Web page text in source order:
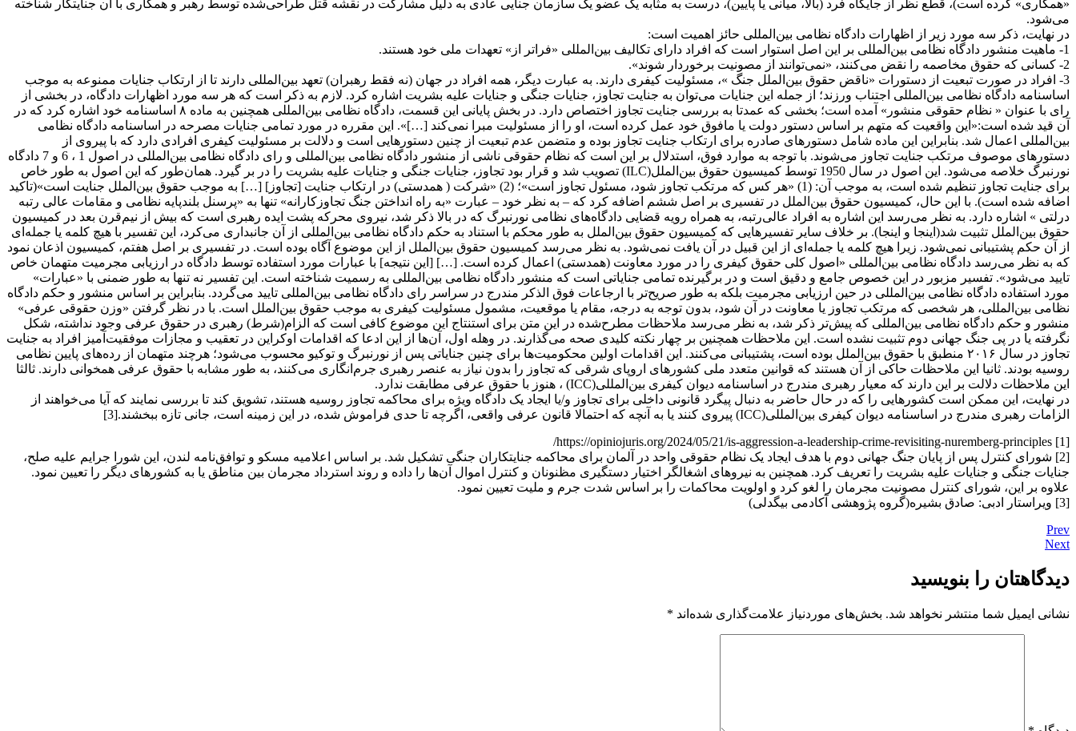
«همکاری» کرده است)، قطع نظر از جایگاه فرد (بالا، میانی یا پایین)، درست به مثابه یک عضو یک سازمان جنایی عادی به دلیل مشارکت در نقشه قتل طراحی‌شده توسط رهبر و همکاری با آن جنایتکار شناخته
می‌شود.
در نهایت، ذکر سه مورد زیر از اظهارات دادگاه نظامی بین‌المللی حائز اهمیت است:
1- ماهیت منشور دادگاه نظامی بین‌المللی بر این اصل استوار است که افراد دارای تکالیف بین‌المللی «فراتر از» تعهدات ملی خود هستند.
2- کسانی که حقوق مخاصمه را نقض می‌کنند، «نمی‌توانند از مصونیت برخوردار شوند».
3- افراد در صورت تبعیت از دستورات «ناقض حقوق بین‌الملل جنگ »، مسئولیت کیفری دارند. به عبارت دیگر، همه‌ افراد در جهان (نه فقط رهبران) تعهد بین‌المللی دارند تا از ارتکاب جنایات ممنوعه به موجب
اساسنامه‌ دادگاه نظامی بین‌المللی اجتناب ورزند؛ از جمله‌ این جنایات می‌توان به جنایت تجاوز، جنایات جنگی و جنایات علیه بشریت اشاره کرد. لازم به ذکر است که هر سه مورد اظهارات دادگاه، در بخشی از
رای با عنوان « نظام حقوقی منشور» آمده است؛ بخشی که عمدتا به بررسی جنایت تجاوز اختصاص دارد. در بخش پایانی این قسمت، دادگاه نظامی بین‌المللی همچنین به ماده ۸ اساسنامه‌ خود اشاره کرد که در
آن قید شده است:«این واقعیت که متهم بر اساس دستور دولت یا مافوق خود عمل کرده است، او را از مسئولیت مبرا نمی‌کند […]». این مقرره در مورد تمامی جنایات مصرحه در اساسنامه‌ دادگاه نظامی
بین‌المللی اعمال شد. بنابراین این ماده شامل دستورهای صادره برای ارتکاب جنایت تجاوز بوده و متضمن عدم تبعیت از چنین دستورهایی است و دلالت بر مسئولیت کیفری افرادی دارد که با پیروی از
دستورهای موصوف مرتکب جنایت تجاوز می‌شوند. با توجه به موارد فوق، استدلال بر این است که نظام حقوقی ناشی از منشور دادگاه نظامی بین‌المللی و رای دادگاه نظامی بین‌المللی در اصول 1 ، 6 و 7 دادگاه
نورنبرگ خلاصه می‌شود. این اصول در سال 1950 توسط کمیسیون حقوق بین‌الملل(ILC) تصویب شد و قرار بود تجاوز، جنایات جنگی و جنایات علیه بشریت را در بر گیرد. همان‌طور که این اصول به طور خاص
برای جنایت تجاوز تنظیم شده است، به موجب آن: (1) «هر کس که مرتکب تجاوز شود، مسئول تجاوز است»؛ (2) «شرکت ( همدستی) در ارتکاب جنایت [تجاوز] […] به موجب حقوق بین‌الملل جنایت است»(تاکید
اضافه شده است). با این حال، کمیسیون حقوق بین‌الملل در تفسیری بر اصل ششم اضافه کرد که – به نظر خود – عبارت «به راه انداختن جنگ تجاوزکارانه» تنها به «پرسنل بلندپایه نظامی و مقامات عالی رتبه
درلتی » اشاره دارد. به نظر می‌رسد این اشاره به افراد عالی‌رتبه، به همراه رویه قضایی دادگاه‌های نظامی نورنبرگ که در بالا ذکر شد، نیروی محرکه پشت ایده‌ رهبری است که بیش از نیم‌قرن بعد در کمیسیون
حقوق بین‌الملل تثبیت شد(اینجا و اینجا). بر خلاف سایر تفسیرهایی که کمیسیون حقوق بین‌الملل به طور محکم با استناد به حکم دادگاه نظامی بین‌المللی از آن جانبداری می‌کرد، این تفسیر با هیچ کلمه یا جمله‌ای
از آن حکم پشتیبانی نمی‌شود. زیرا هیچ کلمه یا جمله‌ای از این قبیل در آن یافت نمی‌شود. به نظر می‌رسد کمیسیون حقوق بین‌الملل از این موضوع آگاه بوده است. در تفسیری بر اصل هفتم، کمیسیون اذعان نمود
که به نظر می‌رسد دادگاه نظامی بین‌المللی «اصول کلی حقوق کیفری را در مورد معاونت (همدستی) اعمال کرده است. […] [این نتیجه] با عبارات مورد استفاده توسط دادگاه در ارزیابی مجرمیت متهمان خاص
تایید می‌شود». تفسیر مزبور در این خصوص جامع و دقیق است و در برگیرنده تمامی جنایاتی است که منشور دادگاه نظامی بین‌المللی به رسمیت شناخته است. این تفسیر نه تنها به طور ضمنی با «عبارات»
مورد استفاده دادگاه نظامی بین‌المللی در حین ارزیابی مجرمیت بلکه به طور صریح‌تر با ارجاعات فوق الذکر مندرج در سراسر رای دادگاه نظامی بین‌المللی تایید می‌گردد. بنابراین بر اساس منشور و حکم دادگاه
نظامی بین‌المللی، هر شخصی که مرتکب تجاوز یا معاونت در آن شود، بدون توجه به درجه، مقام یا موقعیت، مشمول مسئولیت کیفری به موجب حقوق بین‌الملل است. با در نظر گرفتن «وزن حقوقی عرفی»
منشور و حکم دادگاه نظامی بین‌المللی که پیش‌تر ذکر شد، به نظر می‌رسد ملاحظات مطرح‌شده در این متن برای استنتاج این موضوع کافی است که الزام(شرط) رهبری در حقوق عرفی وجود نداشته، شکل
نگرفته یا در پی جنگ جهانی دوم تثبیت نشده است. این ملاحظات همچنین بر چهار نکته کلیدی صحه می‌گذارند. در وهله اول، آن‌ها از این ادعا که اقدامات اوکراین در تعقیب و مجازات موفقیت‌آمیز افراد به جنایت
تجاوز در سال ۲۰۱۶ منطبق با حقوق بین‌الملل بوده است، پشتیبانی می‌کنند. این اقدامات اولین محکومیت‌ها برای چنین جنایاتی پس از نورنبرگ و توکیو محسوب می‌شود؛ هرچند متهمان از رده‌های پایین نظامی
روسیه بودند. ثانیا این ملاحظات حاکی از آن هستند که قوانین متعدد ملی کشورهای اروپای شرقی که تجاوز را بدون نیاز به عنصر رهبری جرم‌انگاری می‌کنند، به طور مشابه با حقوق عرفی همخوانی دارند. ثالثا
این ملاحظات دلالت بر این دارند که معیار رهبری مندرج در اساسنامه دیوان کیفری بین‌المللی(ICC) ، هنوز با حقوق عرفی مطابقت ندارد.
در نهایت، این ممکن است کشورهایی را که در حال حاضر به دنبال پیگرد قانونی داخلی برای تجاوز و/یا ایجاد یک دادگاه ویژه برای محاکمه تجاوز روسیه هستند، تشویق کند تا بررسی نمایند که آیا می‌خواهند از
الزامات رهبری مندرج در اساسنامه دیوان کیفری بین‌المللی(ICC) پیروی کنند یا به آنچه که احتمالا قانون عرفی واقعی، اگرچه تا حدی فراموش شده، در این زمینه است، جانی تازه ببخشند.[3]
[1] https://opiniojuris.org/2024/05/21/is-aggression-a-leadership-crime-revisiting-nuremberg-principles/
[2] شورای کنترل پس از پایان جنگ جهانی دوم با هدف ایجاد یک نظام حقوقی واحد در آلمان برای محاکمه جنایتکاران جنگی تشکیل شد. بر اساس اعلامیه مسکو و توافق‌نامه لندن، این شورا جرایم علیه صلح،
جنایات جنگی و جنایات علیه بشریت را تعریف کرد. همچنین به نیروهای اشغالگر اختیار دستگیری مظنونان و کنترل اموال آن‌ها را داده و روند استرداد مجرمان بین مناطق یا به کشورهای دیگر را تعیین نمود.
علاوه بر این، شورای کنترل مصونیت مجرمان را لغو کرد و اولویت محاکمات را بر اساس شدت جرم و ملیت تعیین نمود.
[3] ویراستار ادبی: صادق بشیره(گروه پژوهشی آکادمی بیگدلی)
Prev
Next
دیدگاهتان را بنویسید
نشانی ایمیل شما منتشر نخواهد شد. بخش‌های موردنیاز علامت‌گذاری شده‌اند *